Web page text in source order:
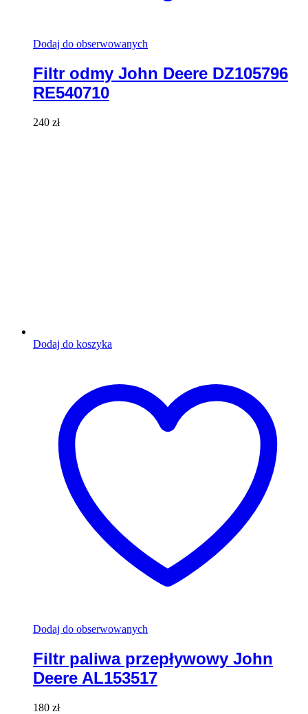
Dodaj do obserwowanych
Filtr odmy John Deere DZ105796
RE540710
240 zł
Dodaj do koszyka
Dodaj do obserwowanych
Filtr paliwa przepływowy John
Deere AL153517
180 zł